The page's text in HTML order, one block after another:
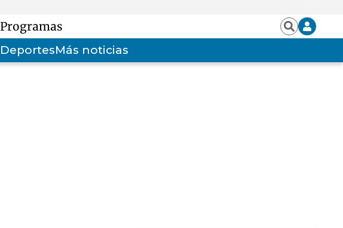
Programas BuscarIniciar
sesión
DeportesMás noticias